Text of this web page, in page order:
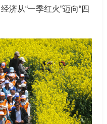
济从“一季红火”迈向“四